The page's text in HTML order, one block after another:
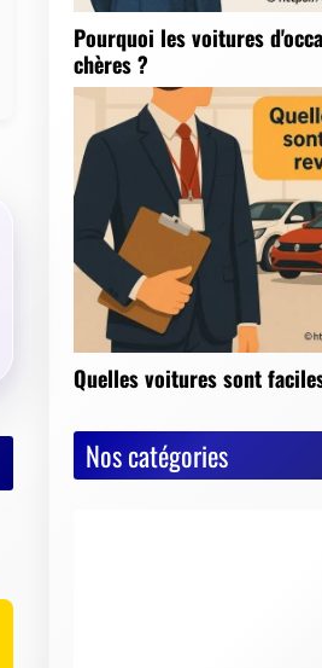
Pourquoi les voitures
chères ?
Quelles voitures sont
Nos catégories